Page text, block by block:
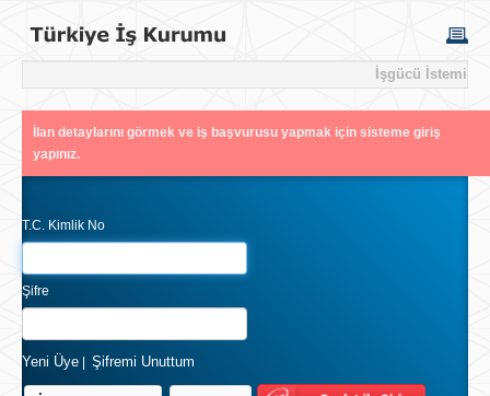
İşgücü İstemi
İlan detaylarını görmek ve iş başvurusu yapmak için sisteme giriş
yapınız.
T.C. Kimlik No
Şifre
Yeni Üye Şifremi Unuttum